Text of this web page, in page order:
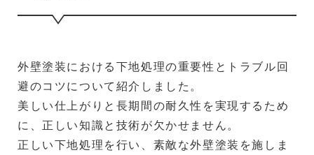
外壁塗装における下地処理の重要性とトラブル回
避のコツについて紹介しました。
美しい仕上がりと長期間の耐久性を実現するため
に、正しい知識と技術が欠かせません。
正しい下地処理を行い、素敵な外壁塗装を施しま